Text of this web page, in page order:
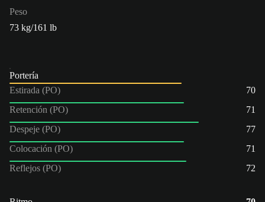
Peso
73 kg/161 lb
Portería
Estirada (PO)
70
Retención (PO)
71
Despeje (PO)
77
Colocación (PO)
71
Reflejos (PO)
72